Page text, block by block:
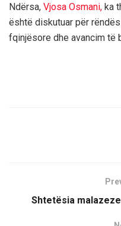
Ndërsa, Vjosa Osmani, ka
është diskutuar për
fqinjësore dhe avancim të
Shtetësia